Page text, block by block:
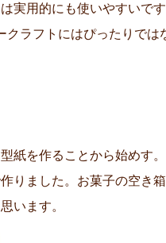
実用的にも使いやすいで
クラフトにはぴったりでは
紙を作ることから始めす。
りました。お菓子の空き
います。